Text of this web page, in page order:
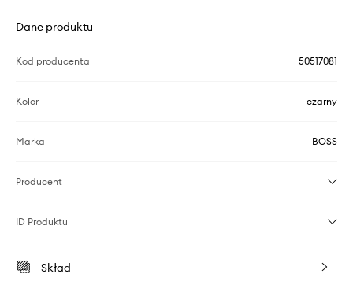
Dane produktu
Kod producenta 50517081
Kolor czarny
Marka BOSS
Producent
ID Produktu
Skład